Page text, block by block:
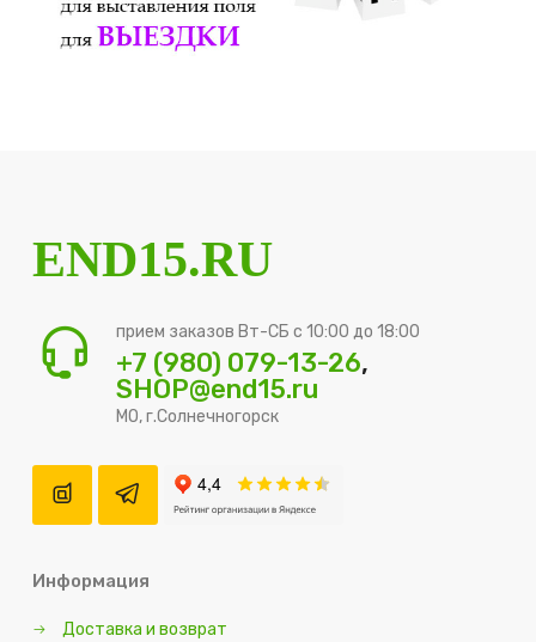
END15.RU
прием заказов Вт-СБ с 10:00 до 18:00
+7 (980) 079-13-26,
SHOP@end15.ru
МО, г.Солнечногорск
Информация
Доставка и возврат